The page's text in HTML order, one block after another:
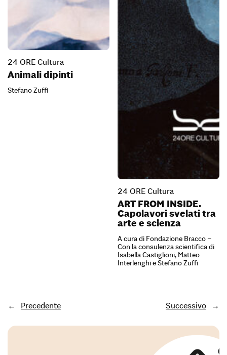
24 ORE Cultura
Animali dipinti
Stefano Zuffi
24 ORE Cultura
ART FROM INSIDE.
Capolavori svelati tra
arte e scienza
A cura di Fondazione Bracco –
Con la consulenza scientifica di
Isabella Castiglioni, Matteo
Interlenghi e Stefano Zuffi
← Precedente Successivo →